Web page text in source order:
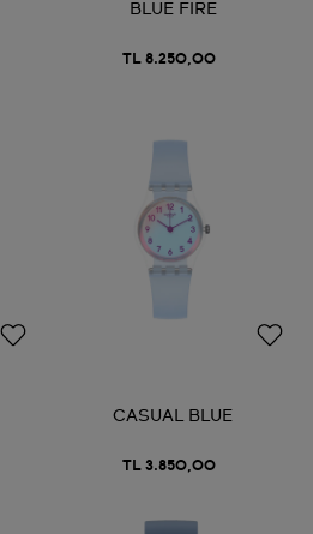
BLUE FIRE
TL 8.250,00
CASUAL BLUE
TL 3.850,00